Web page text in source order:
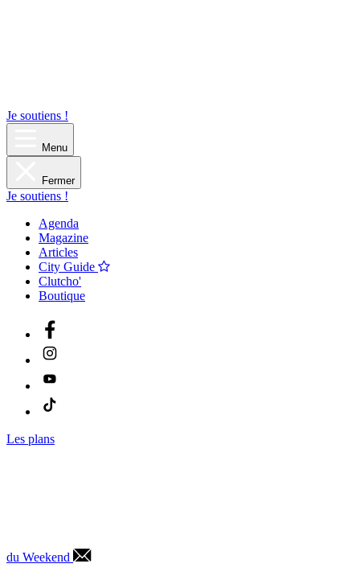
Je soutiens !
Menu
Fermer
Je soutiens !
Agenda
Magazine
Articles
City Guide
Clutcho'
Boutique
Les plans
du Weekend